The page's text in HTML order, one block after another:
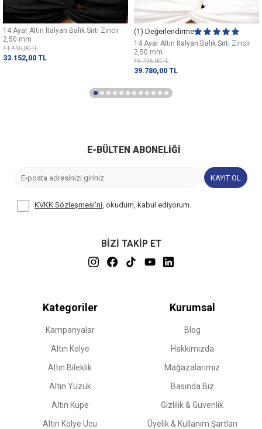
14 Ayar Altın İtalyan Balık Sırtı Zincir
2,50 mm
41.440,00TL
33.152,00 TL
(1) Değerlendirme
14 Ayar Altın İtalyan Balık Sırtı Zincir
2,50 mm
49.725,00TL
39.780,00 TL
E-BÜLTEN ABONELIĞI
KAYIT OL
KVKK Sözleşmesi'ni, okudum, kabul ediyorum.
BİZİ TAKİP ET
Kategoriler
Kampanyalar
Altın Kolye
Altın Bileklik
Altın Yüzük
Altın Küpe
Altın Kolye Ucu
Kurumsal
Blog
Hakkımızda
Mağazalarımız
Basında Biz
Gizlilik & Güvenlik
Üyelik & Kullanım Şartları